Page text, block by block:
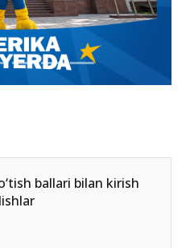
ballari bilan kirish